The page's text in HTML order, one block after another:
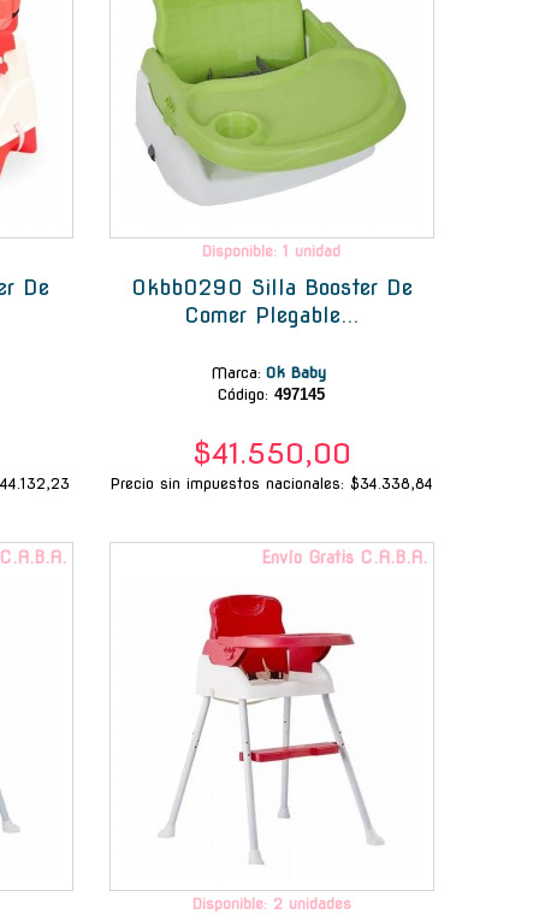
De
Disponible: 1 unidad
Okbb0290 Silla Booster De
Comer Plegable...
Marca: Ok Baby
Código: 497145
$41.550,00
Precio sin impuestos nacionales: $34.338,84
Envío Gratis C.A.B.A.
Disponible: 2 unidades